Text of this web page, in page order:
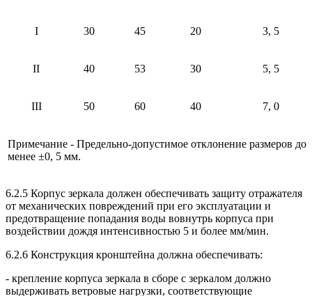
I 30 45 20 3, 5
II 40 53 30 5, 5
III 50 60 40 7, 0
Примечание - Предельно-допустимое отклонение размеров
менее ±0, 5 мм.
6.2.5 Корпус зеркала должен обеспечивать защиту отражателя
от механических повреждений при его эксплуатации и
предотвращение попадания воды вовнутрь корпуса при
воздействии дождя интенсивностью 5 и более мм/мин.
6.2.6 Конструкция кронштейна должна обеспечивать:
- крепление корпуса зеркала в сборе с зеркалом должно
выдерживать ветровые нагрузки, соответствующие